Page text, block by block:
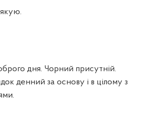
дня. Чорний присутній.
денний за основу і в цілому з